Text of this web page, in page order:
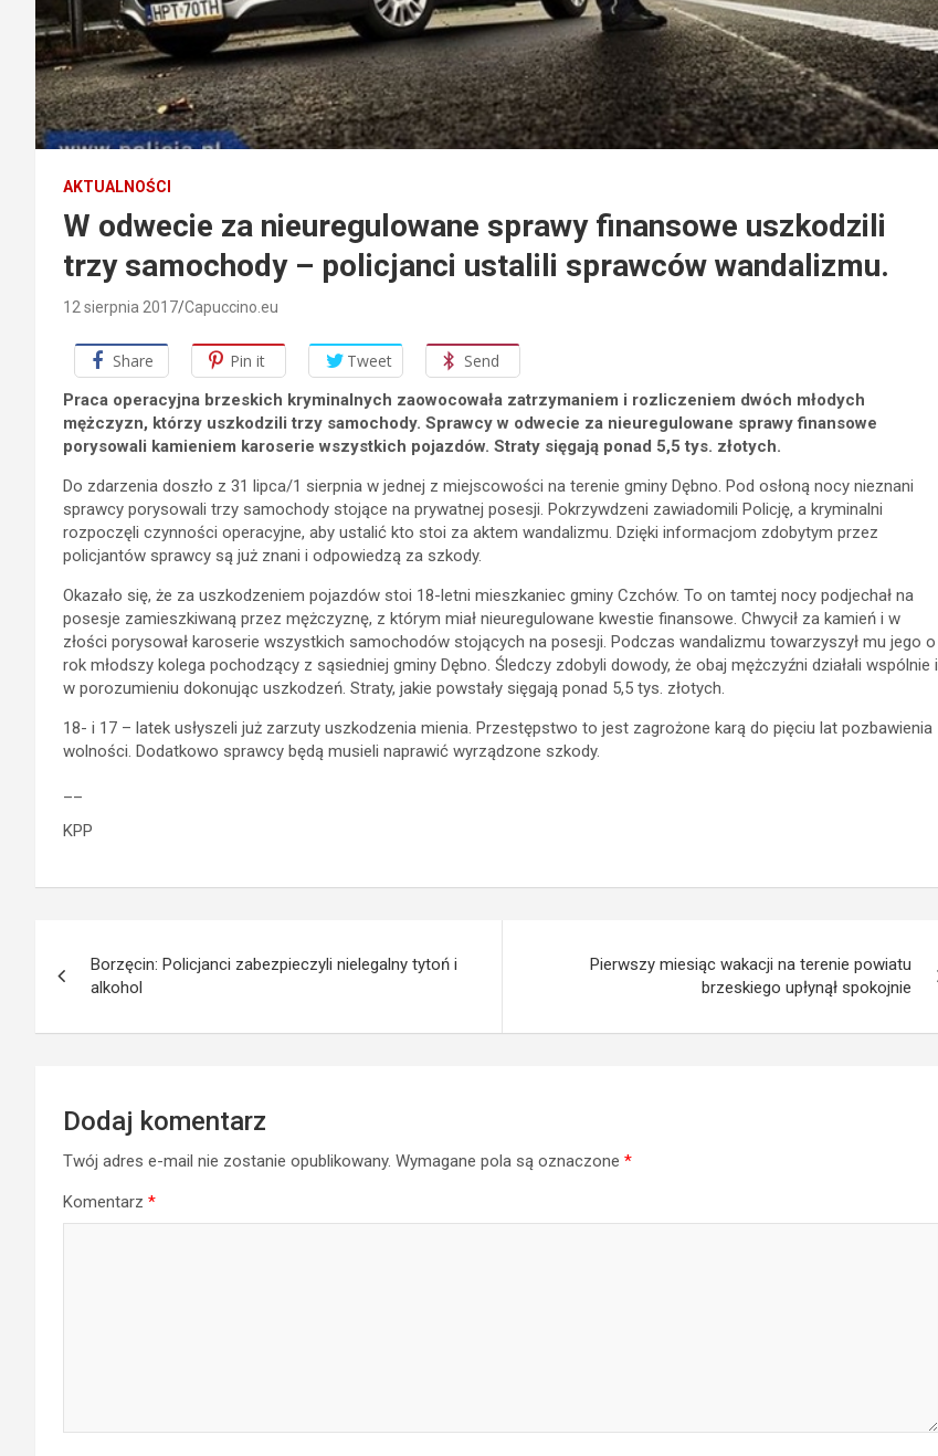
AKTUALNOŚCI
W odwecie za nieuregulowane sprawy finansowe uszkodzili
trzy samochody – policjanci ustalili sprawców wandalizmu.
12 sierpnia 2017 Capuccino.eu
Share Pin it Tweet Send
Praca operacyjna brzeskich kryminalnych zaowocowała zatrzymaniem i rozliczeniem dwóch młodych
mężczyzn, którzy uszkodzili trzy samochody. Sprawcy w odwecie za nieuregulowane sprawy finansowe
porysowali kamieniem karoserie wszystkich pojazdów. Straty sięgają ponad 5,5 tys. złotych.
Do zdarzenia doszło z 31 lipca/1 sierpnia w jednej z miejscowości na terenie gminy Dębno. Pod osłoną nocy nieznani
sprawcy porysowali trzy samochody stojące na prywatnej posesji. Pokrzywdzeni zawiadomili Policję, a kryminalni
rozpoczęli czynności operacyjne, aby ustalić kto stoi za aktem wandalizmu. Dzięki informacjom zdobytym przez
policjantów sprawcy są już znani i odpowiedzą za szkody.
Okazało się, że za uszkodzeniem pojazdów stoi 18-letni mieszkaniec gminy Czchów. To on tamtej nocy podjechał na
posesje zamieszkiwaną przez mężczyznę, z którym miał nieuregulowane kwestie finansowe. Chwycił za kamień i w
złości porysował karoserie wszystkich samochodów stojących na posesji. Podczas wandalizmu towarzyszył mu jego o
rok młodszy kolega pochodzący z sąsiedniej gminy Dębno. Śledczy zdobyli dowody, że obaj mężczyźni działali wspólnie i
w porozumieniu dokonując uszkodzeń. Straty, jakie powstały sięgają ponad 5,5 tys. złotych.
18- i 17 – latek usłyszeli już zarzuty uszkodzenia mienia. Przestępstwo to jest zagrożone karą do pięciu lat pozbawienia
wolności. Dodatkowo sprawcy będą musieli naprawić wyrządzone szkody.
KPP
wpisu
Borzęcin: Policjanci zabezpieczyli nielegalny tytoń i
alkohol
Pierwszy miesiąc wakacji na terenie powiatu
brzeskiego upłynął spokojnie
Dodaj komentarz
Twój adres e-mail nie zostanie opublikowany. Wymagane pola są oznaczone *
Komentarz *